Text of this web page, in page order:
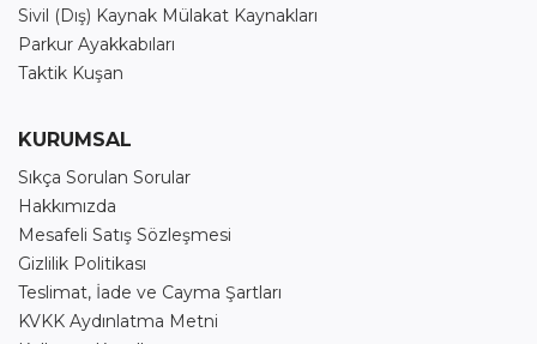
Sivil (Dış) Kaynak Mülakat Kaynakları
Parkur Ayakkabıları
Taktik Kuşan
KURUMSAL
Sıkça Sorulan Sorular
Hakkımızda
Mesafeli Satış Sözleşmesi
Gizlilik Politikası
Teslimat, İade ve Cayma Şartları
KVKK Aydınlatma Metni